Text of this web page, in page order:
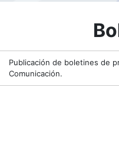
Publicación de boletines de
Comunicación.